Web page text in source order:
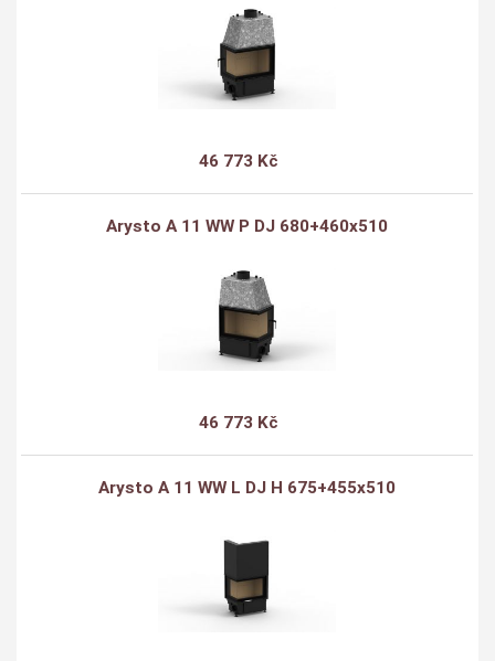
46 773 Kč
Arysto A 11 WW P DJ 680+460x510
46 773 Kč
Arysto A 11 WW L DJ H 675+455x510